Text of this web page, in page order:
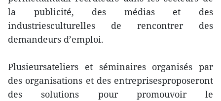
la publicité, des médias et des
industriesculturelles de rencontrer des
demandeurs d’emploi.
Plusieursateliers et séminaires organisés par
des organisations et des entreprisesproposeront
des solutions pour promouvoir le